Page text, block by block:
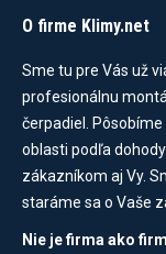
O firme Klimy.net
Sme tu pre Vás už
profesionálnu
čerpadiel.
oblasti podľa
zákazníkom aj Vy.
staráme sa o Vaše
Nie je firma ako